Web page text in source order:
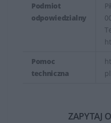
Podmiot
odpowiedzialny
Pomoc
techniczna
pl
ZAPYTAJ